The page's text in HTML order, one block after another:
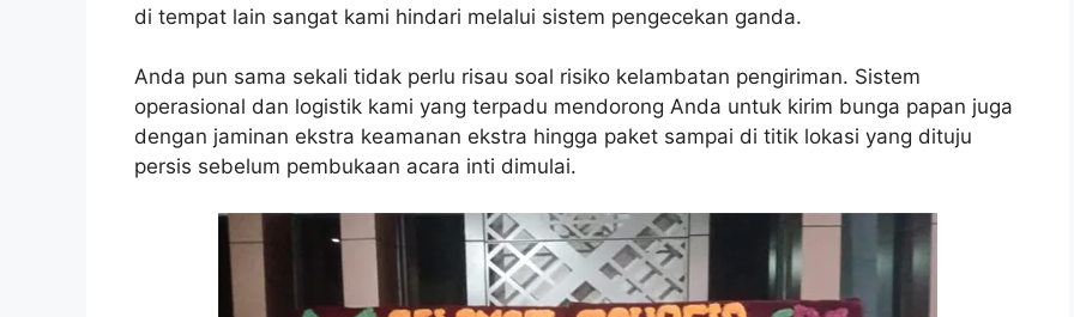
di tempat lain sangat kami hindari melalui sistem pengecekan ganda.
Anda pun sama sekali tidak perlu risau soal risiko kelambatan pengiriman. Sistem
operasional dan logistik kami yang terpadu mendorong Anda untuk kirim bunga papan juga
dengan jaminan ekstra keamanan ekstra hingga paket sampai di titik lokasi yang dituju
persis sebelum pembukaan acara inti dimulai.